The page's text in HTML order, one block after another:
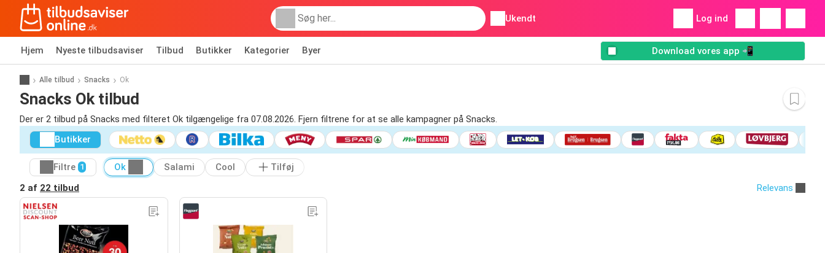
Ukendt Log ind
Hjem Nyeste tilbudsaviser Tilbud Butikker Kategorier Byer Download vores app 📲
Alle tilbud Snacks Ok
Snacks Ok tilbud
Der er 2 tilbud på Snacks med filteret Ok tilgængelige fra 07.08.2026. Fjern filtrene for at se alle kampagner på Snacks.
Butikker
Filtre 1 Ok Salami Cool
Tilføj
2 af 22 tilbud Relevans